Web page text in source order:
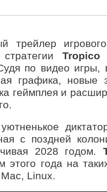
трейлер
стратегии Tropico
по видео игры,
графика, новые
геймплея и
с поздней
2028 годом.
этого года на
Linux.